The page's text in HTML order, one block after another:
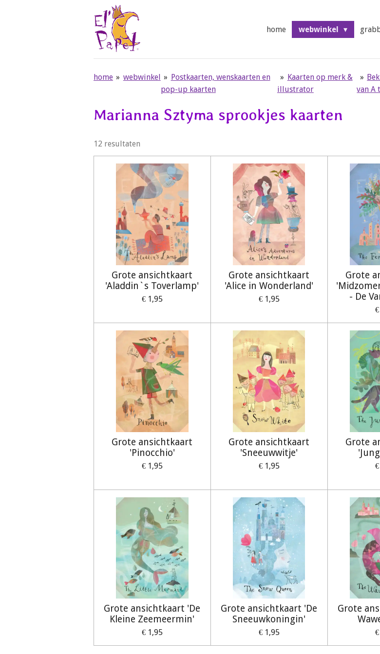
home webwinkel
home » webwinkel » Postkaarten, wenskaarten en
pop-up kaarten
» Kaarten op merk &
illustrator
»
van A
Marianna Sztyma sprookjes kaarten
12 resultaten
Grote ansichtkaart
'Aladdin`s Toverlamp'
€ 1,95
Grote ansichtkaart
'Alice in Wonderland'
€ 1,95
Grote
- De
Grote ansichtkaart
'Pinocchio'
€ 1,95
Grote ansichtkaart
'Sneeuwwitje'
€ 1,95
Grote
Grote ansichtkaart 'De
Kleine Zeemeermin'
€ 1,95
Grote ansichtkaart 'De
Sneeuwkoningin'
€ 1,95
Grote